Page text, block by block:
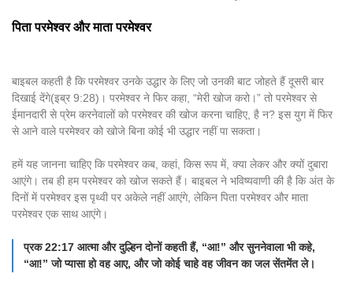
पिता परमेश्वर और माता परमेश्वर
बाइबल कहती है कि परमेश्वर उनके उद्धार के लिए जो उनकी बाट जोहते हैं दूसरी बार
दिखाई देंगे(इब्र 9:28)। परमेश्वर ने फिर कहा, “मेरी खोज करो।” तो परमेश्वर से
ईमानदारी से प्रेम करनेवालों को परमेश्वर की खोज करना चाहिए, है न? इस युग में फिर
से आने वाले परमेश्वर को खोजे बिना कोई भी उद्धार नहीं पा सकता।
हमें यह जानना चाहिए कि परमेश्वर कब, कहां, किस रूप में, क्या लेकर और क्यों दुबारा
आएंगे। तब ही हम परमेश्वर को खोज सकते हैं। बाइबल ने भविष्यवाणी की है कि अंत के
दिनों में परमेश्वर इस पृथ्वी पर अकेले नहीं आएंगे, लेकिन पिता परमेश्वर और माता
परमेश्वर एक साथ आएंगे।
प्रक 22:17 आत्मा और दुल्हिन दोनों कहती हैं, “आ!” और सुननेवाला भी कहे,
“आ!” जो प्यासा हो वह आए, और जो कोई चाहे वह जीवन का जल सेंतमेंत ले।